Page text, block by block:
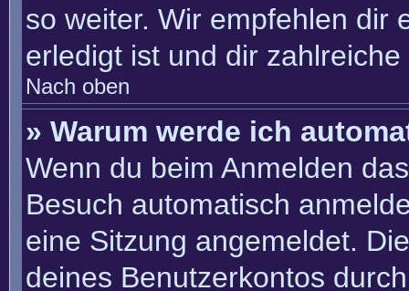
so weiter. Wir empfehlen dir
erledigt ist und dir
Nach oben
» Warum werde ich
Wenn du beim Anmelden
Besuch automatisch
eine Sitzung angemeldet.
deines Benutzerkontos